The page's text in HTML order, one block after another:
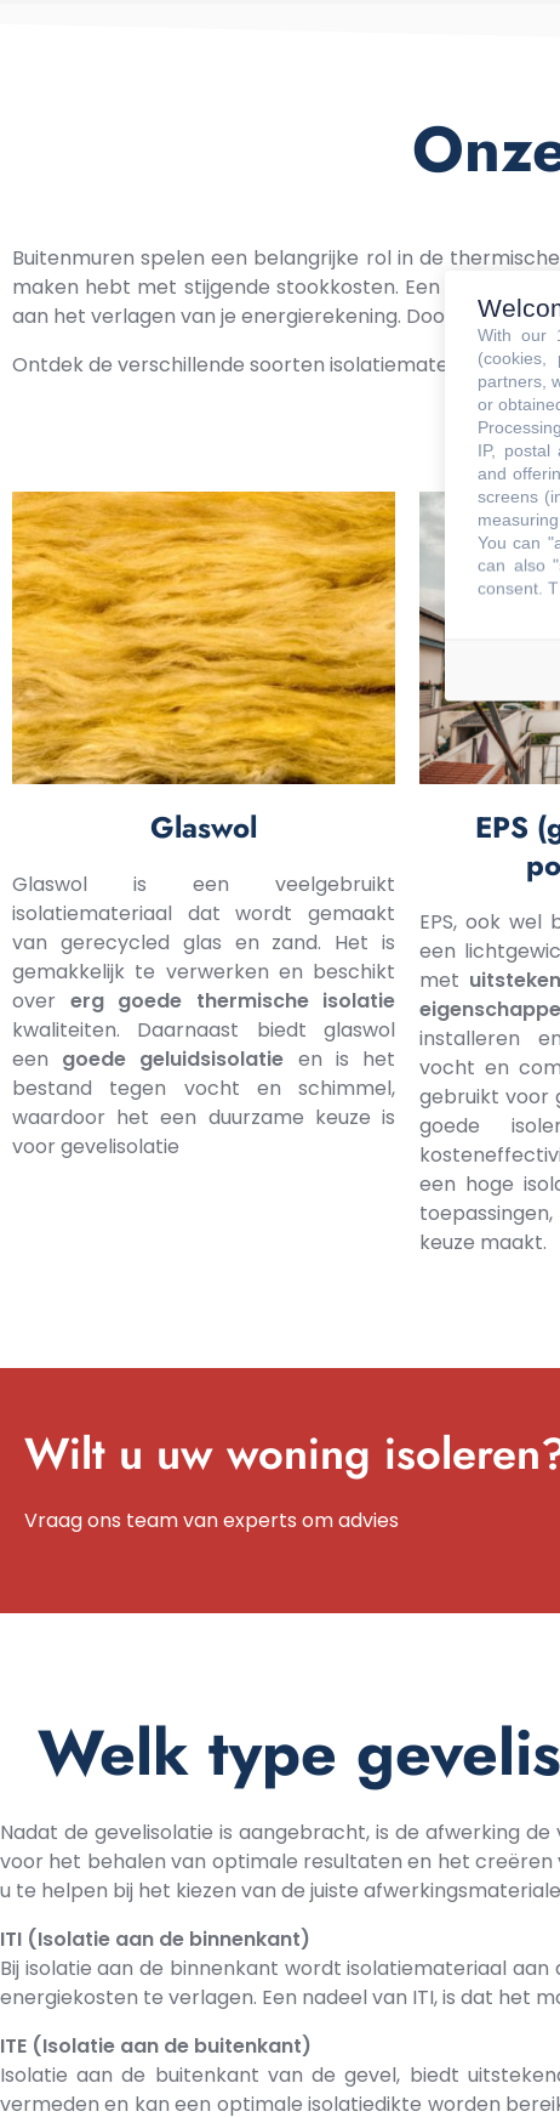
Buitenmuren spelen een belangrijke rol in de
maken hebt met stijgende stookkosten. Een grondige
aan het verlagen van je energierekening. Door
Ontdek de verschillende soorten isolatiematerialen die
Glaswol
Glaswol is een veelgebruikt
isolatiemateriaal dat wordt gemaakt
van gerecycled glas en zand. Het is
gemakkelijk te verwerken en beschikt
over erg goede thermische isolatie
kwaliteiten. Daarnaast biedt glaswol
een goede geluidsisolatie en is het
bestand tegen vocht en schimmel,
waardoor het een duurzame keuze is
voor gevelisolatie
EPS
EPS, ook wel
een
met
installeren
vocht en
gebruikt voor
goede
een hoge
keuze maakt.
Wilt u uw woning
Vraag ons team van experts om advies
Welk type
Nadat de gevelisolatie is aangebracht, is de afwerking
voor het behalen van optimale resultaten en het creëren
u te helpen bij het kiezen van de juiste
ITI (Isolatie aan de binnenkant)
Bij isolatie aan de binnenkant wordt isolatiemateriaal
energiekosten te verlagen. Een nadeel van ITI, is dat het
ITE (Isolatie aan de buitenkant)
Isolatie aan de buitenkant van de gevel, biedt
vermeden en kan een optimale isolatiedikte worden
With our
partners,
or
IP, postal
and
screens
You can
can also
consent.